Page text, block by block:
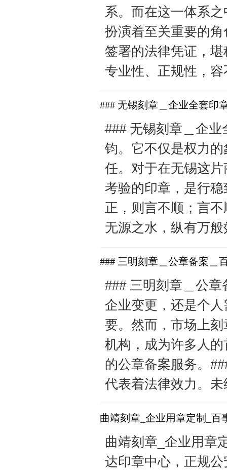
系。而在这一体系
扮演着至关重要的
签署的法律凭证，
专业性、正规性，
### 无锡刻章＿企业全套印
### 无锡刻章＿企
钧。它不仅是权力
任。对于在无锡这
考验的印章，是行稳
正，则言不顺；言
无源之水，纵有万
### 三明刻章＿公章备案＿
### 三明刻章＿公
企业变更，还是个
要。然而，市场上
机构，成为许多人
的公章备案服务。
代表着法律效力。
曲靖刻章_企业用章定制_百
曲靖刻章_企业用章
达印章中心，正规